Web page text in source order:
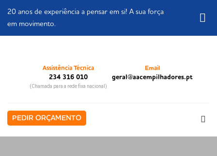
20 anos de experiência a pensar em si! A sua força
em movimento.
Assistência Técnica
234 316 010
(Chamada para a rede fixa nacional)
Email
geral@aacempilhadores.pt
PEDIR ORÇAMENTO